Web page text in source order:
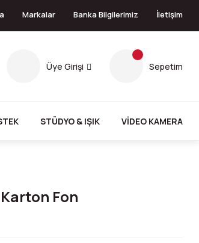
Markalar Banka Bilgilerimiz İletişim
Üye Girişi Sepetim
STÜDYO & IŞIK VİDEO KAMERA
Fon